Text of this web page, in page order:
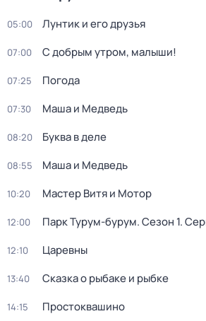
05:00 Лунтик и его друзья
07:00 С добрым утром, малыши!
07:25 Погода
07:30 Маша и Медведь
08:20 Буква в деле
08:55 Маша и Медведь
10:20 Мастер Витя и Мотор
12:00 Парк Турум-бурум. Сезон 1.
12:10 Царевны
13:40 Сказка о рыбаке и рыбке
14:15 Простоквашино